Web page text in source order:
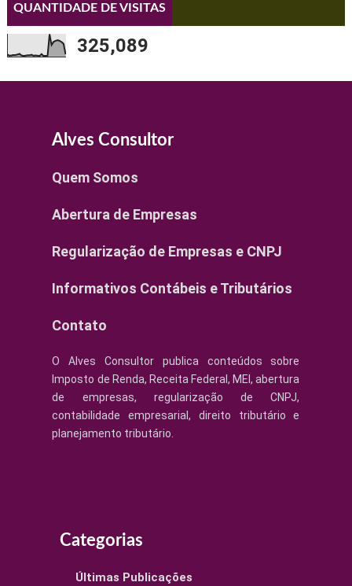
QUANTIDADE DE VISITAS
325,089
Alves Consultor
Quem Somos
Abertura de Empresas
Regularização de Empresas e CNPJ
Informativos Contábeis e Tributários
Contato
O Alves Consultor publica conteúdos sobre
Imposto de Renda, Receita Federal, MEI, abertura
de empresas, regularização de CNPJ,
contabilidade empresarial, direito tributário e
planejamento tributário.
Categorias
Últimas Publicações